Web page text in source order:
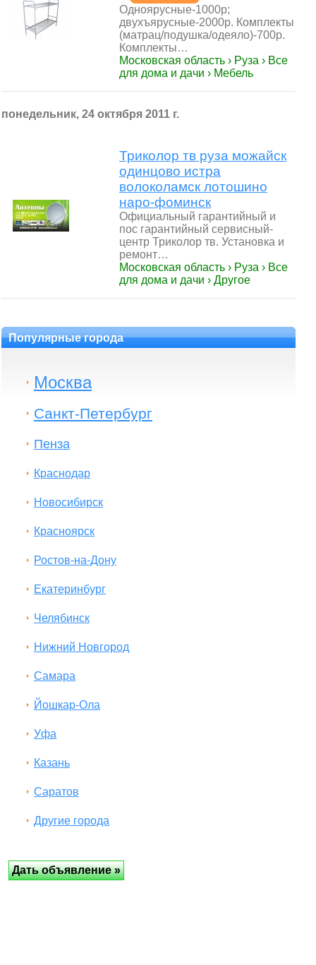
Одноярусные-1000р;
двухъярусные-2000р. Комплекты
(матрац/подушка/одеяло)-700р.
Комплекты…
Московская область › Руза › Все
для дома и дачи › Мебель
понедельник, 24 октября 2011 г.
Триколор тв руза можайск
одинцово истра
волоколамск лотошино
наро-фоминск
Официальный гарантийный и
пос гарантийный сервисный-
центр Триколор тв. Установка и
ремонт…
Московская область › Руза › Все
для дома и дачи › Другое
Популярные города
Москва
Санкт-Петербург
Пенза
Краснодар
Новосибирск
Красноярск
Ростов-на-Дону
Екатеринбург
Челябинск
Нижний Новгород
Самара
Йошкар-Ола
Уфа
Казань
Саратов
Другие города